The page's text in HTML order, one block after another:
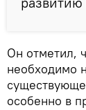
Он отметил,
необходимо
особенно в